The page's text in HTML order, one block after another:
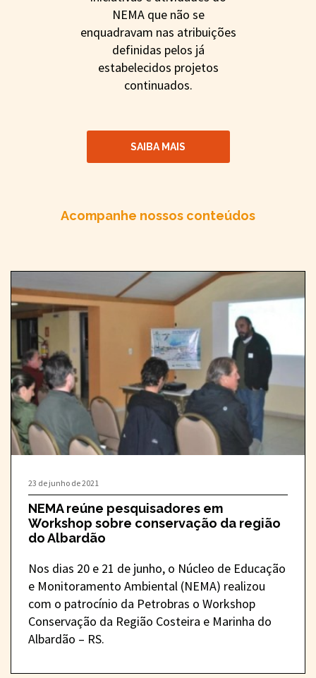
NEMA que não se
enquadravam nas atribuições
definidas pelos já
estabelecidos projetos
continuados.
SAIBA MAIS
Acompanhe nossos conteúdos
23 de junho de 2021
NEMA reúne pesquisadores em
Workshop sobre conservação da região
do Albardão
Nos dias 20 e 21 de junho, o Núcleo de Educação
e Monitoramento Ambiental (NEMA) realizou
com o patrocínio da Petrobras o Workshop
Conservação da Região Costeira e Marinha do
Albardão – RS.